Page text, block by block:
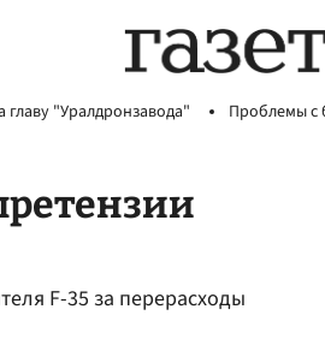
"Уралдронзавода" Проблемы с
F-35 за перерасходы